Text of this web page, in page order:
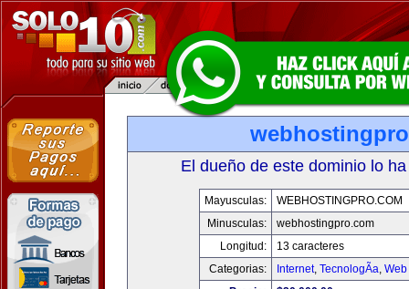
El dueño de este dominio lo
Mayusculas:
WEBHOSTINGPRO.COM
Minusculas:
webhostingpro.com
Longitud:
13 caracteres
Categorias:
Internet, TecnologÃ­a,